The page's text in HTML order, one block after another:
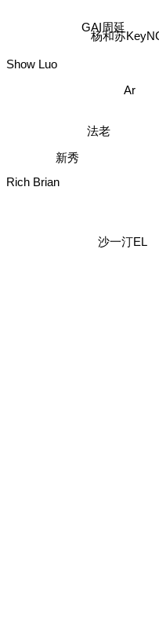
杨和苏
Ar
GAI周延
新秀
Show Luo
沙一汀EL
Rich Brian